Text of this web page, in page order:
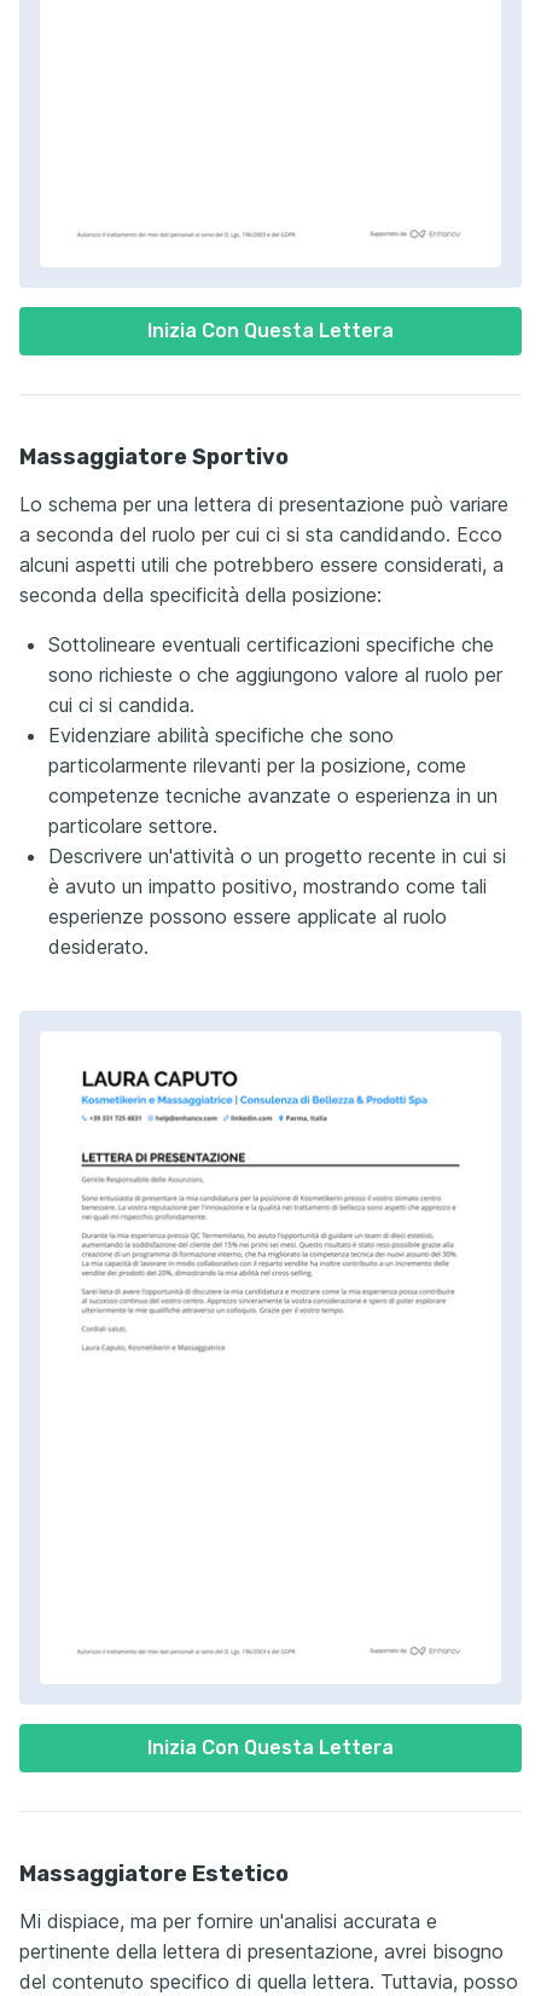
Inizia Con Questa Lettera
Inizia Con Questa Lettera
Massaggiatore Sportivo
Lo schema per una lettera di presentazione può variare
a seconda del ruolo per cui ci si sta candidando. Ecco
alcuni aspetti utili che potrebbero essere considerati, a
seconda della specificità della posizione:
Sottolineare eventuali certificazioni specifiche che
sono richieste o che aggiungono valore al ruolo per
cui ci si candida.
Evidenziare abilità specifiche che sono
particolarmente rilevanti per la posizione, come
competenze tecniche avanzate o esperienza in un
particolare settore.
Descrivere un'attività o un progetto recente in cui si
è avuto un impatto positivo, mostrando come tali
esperienze possono essere applicate al ruolo
desiderato.
Massaggiatore Estetico
Mi dispiace, ma per fornire un'analisi accurata e
pertinente della lettera di presentazione, avrei bisogno
del contenuto specifico di quella lettera. Tuttavia, posso